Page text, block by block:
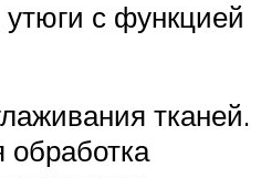
утюги с функцией
тканей.
обработка